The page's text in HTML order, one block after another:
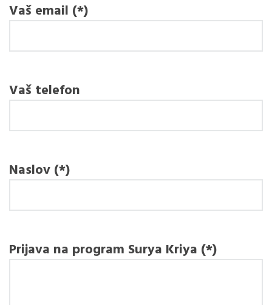
Vaš email (*)
Vaš telefon
Naslov (*)
Prijava na program Surya Kriya (*)